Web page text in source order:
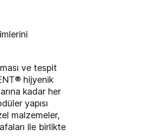
ve tespit
hijyenik
kadar her
yapısı
malzemeler,
ile birlikte